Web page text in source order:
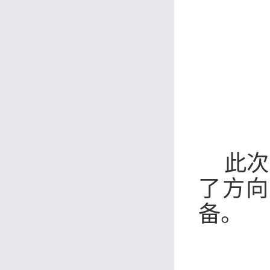
此
了方
备。